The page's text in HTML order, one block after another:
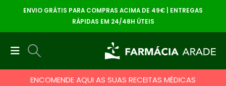
ENVIO GRÁTIS PARA COMPRAS ACIMA DE 49€ | ENTREGAS
RÁPIDAS EM 24/48H ÚTEIS
ENCOMENDE AQUI AS SUAS RECEITAS MÉDICAS